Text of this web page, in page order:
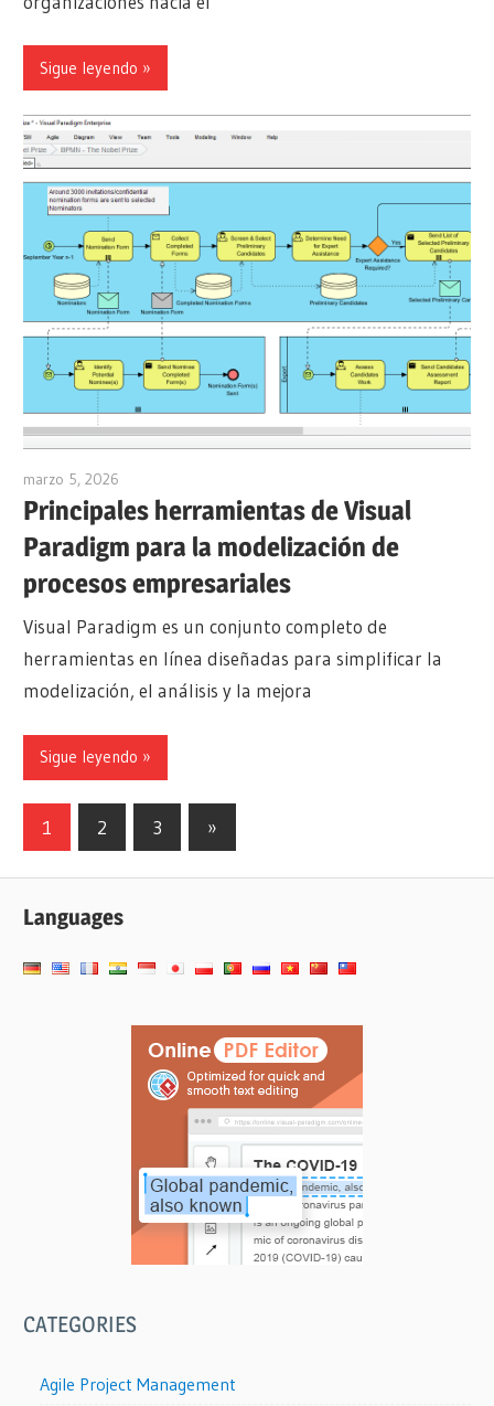
Sigue leyendo
marzo 5, 2026
Principales herramientas de Visual
Paradigm para la modelización de
procesos empresariales
Visual Paradigm es un conjunto completo de
herramientas en línea diseñadas para simplificar la
modelización, el análisis y la mejora
Sigue leyendo
Paginación
entradas
1 2 3
Siguientes
entradas
»
Languages
CATEGORIES
Agile Project Management